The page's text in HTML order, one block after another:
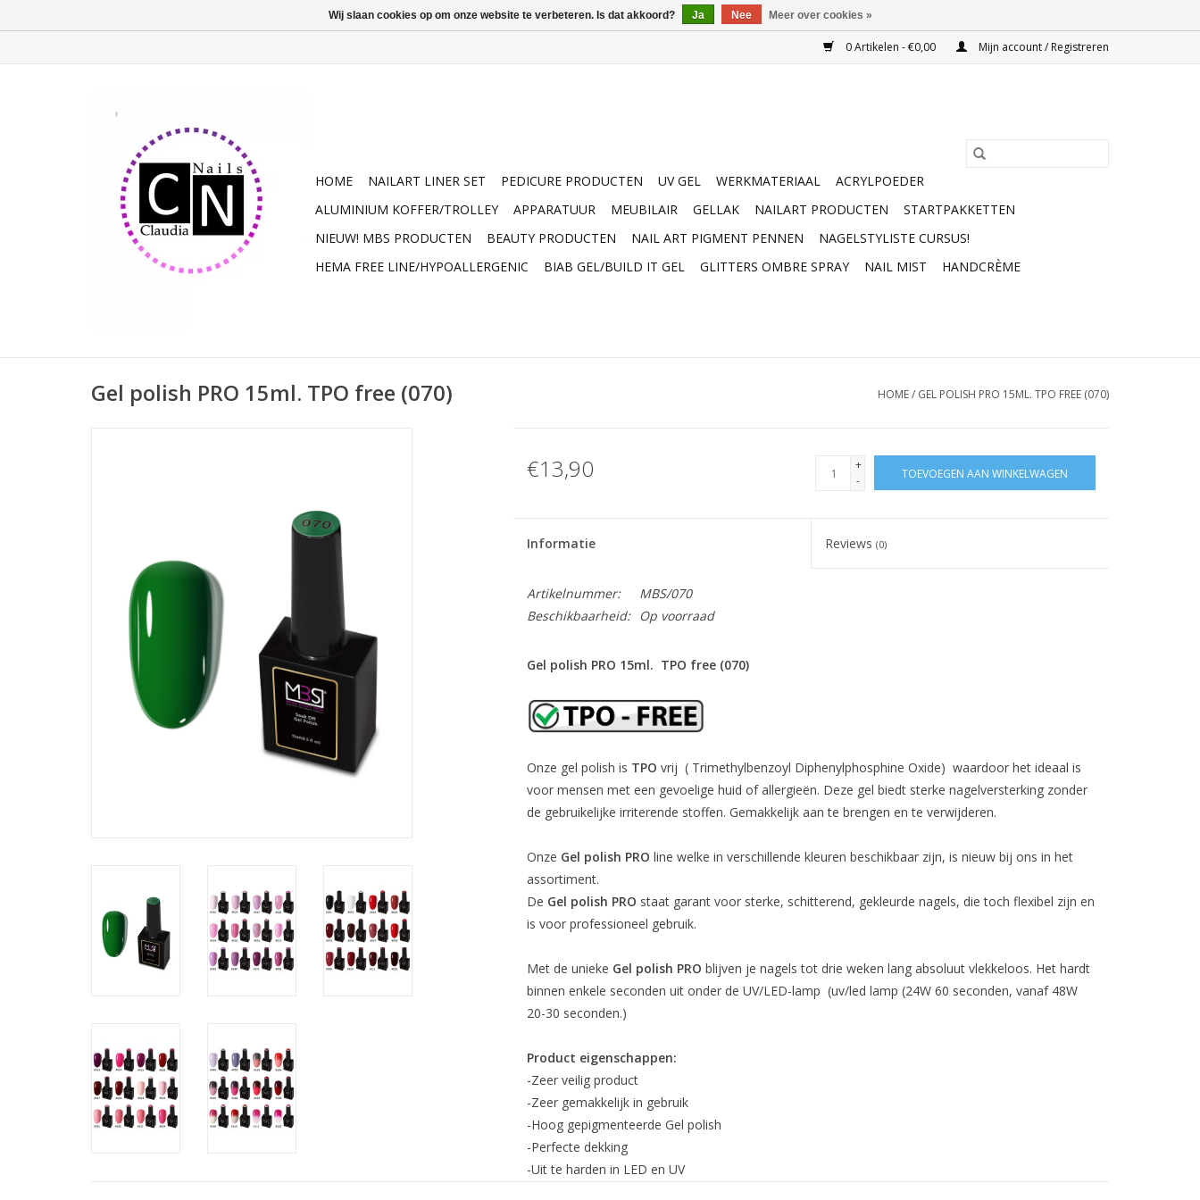
0 Artikelen - €0,00 Mijn account / Registreren
HOME NAILART LINER SET PEDICURE PRODUCTEN UV GEL WERKMATERIAAL
ACRYLPOEDER
ALUMINIUM KOFFER/TROLLEY
APPARATUUR MEUBILAIR GELLAK NAILART PRODUCTEN
STARTPAKKETTEN
NIEUW! MBS PRODUCTEN
BEAUTY PRODUCTEN NAIL ART PIGMENT PENNEN
NAGELSTYLISTE CURSUS!
HEMA FREE LINE/HYPOALLERGENIC
BIAB GEL/BUILD IT GEL GLITTERS OMBRE SPRAY NAIL MIST HANDCRÈME
Gel polish PRO 15ml. TPO free (070) HOME/ GEL POLISH PRO 15ML. TPO FREE (070)
€13,90
+
-
TOEVOEGEN AAN WINKELWAGEN
Informatie Reviews(0)
Artikelnummer:
MBS/070
Beschikbaarheid:
Op voorraad
Gel polish PRO 15ml. TPO free (070)
Onze gel polish is TPO vrij ( Trimethylbenzoyl Diphenylphosphine Oxide) waardoor het ideaal is
voor mensen met een gevoelige huid of allergieën. Deze gel biedt sterke nagelversterking zonder
de gebruikelijke irriterende stoffen. Gemakkelijk aan te brengen en te verwijderen.
Onze Gel polish PRO line welke in verschillende kleuren beschikbaar zijn, is nieuw bij ons in het
assortiment.
De Gel polish PRO staat garant voor sterke, schitterend, gekleurde nagels, die toch flexibel zijn en
is voor professioneel gebruik.
Met de unieke Gel polish PRO blijven je nagels tot drie weken lang absoluut vlekkeloos. Het hardt
binnen enkele seconden uit onder de UV/LED-lamp (uv/led lamp (24W 60 seconden, vanaf 48W
20-30 seconden.)
Product eigenschappen:
-Zeer veilig product
-Zeer gemakkelijk in gebruik
-Hoog gepigmenteerde Gel polish
-Perfecte dekking
-Uit te harden in LED en UV
Wij slaan cookies op om onze website te verbeteren. Is dat akkoord? Ja Nee Meer over cookies »